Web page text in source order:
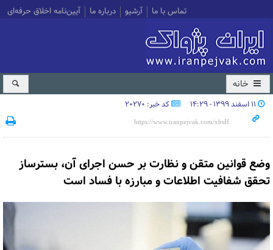
تماس با ما آرشیو درباره ما آیین‌نامه اخلاق حرفه‌ای
خانه
۱۱ اسفند ۱۳۹۹ - ۱۴:۲۹ کد خبر: 20270
وضع قوانین متقن و نظارت بر حسن اجرای آن، بسترساز
تحقق شفافیت اطلاعات و مبارزه با فساد است